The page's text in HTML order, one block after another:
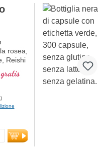
rosea,
Reishi